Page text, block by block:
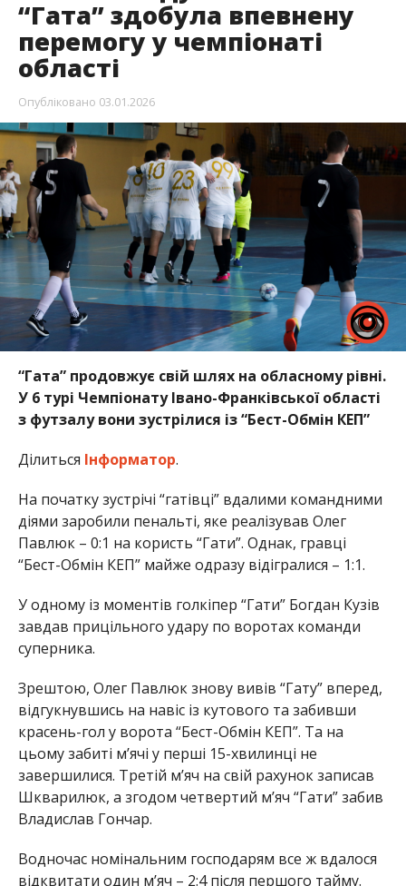
“Гата” здобула впевнену
перемогу у чемпіонаті
області
Опубліковано 03.01.2026
“Гата” продовжує свій шлях на обласному рівні.
У 6 турі Чемпіонату Івано-Франківської області
з футзалу вони зустрілися із “Бест-Обмін КЕП”
Ділиться Інформатор.
На початку зустрічі “гатівці” вдалими командними
діями заробили пенальті, яке реалізував Олег
Павлюк – 0:1 на користь “Гати”. Однак, гравці
“Бест-Обмін КЕП” майже одразу відігралися – 1:1.
У одному із моментів голкіпер “Гати” Богдан Кузів
завдав прицільного удару по воротах команди
суперника.
Зрештою, Олег Павлюк знову вивів “Гату” вперед,
відгукнувшись на навіс із кутового та забивши
красень-гол у ворота “Бест-Обмін КЕП”. Та на
цьому забиті мʼячі у перші 15-хвилинці не
завершилися. Третій мʼяч на свій рахунок записав
Шкварилюк, а згодом четвертий мʼяч “Гати” забив
Владислав Гончар.
Водночас номінальним господарям все ж вдалося
відквитати один мʼяч – 2:4 після першого тайму.